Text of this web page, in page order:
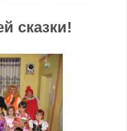
сказки!